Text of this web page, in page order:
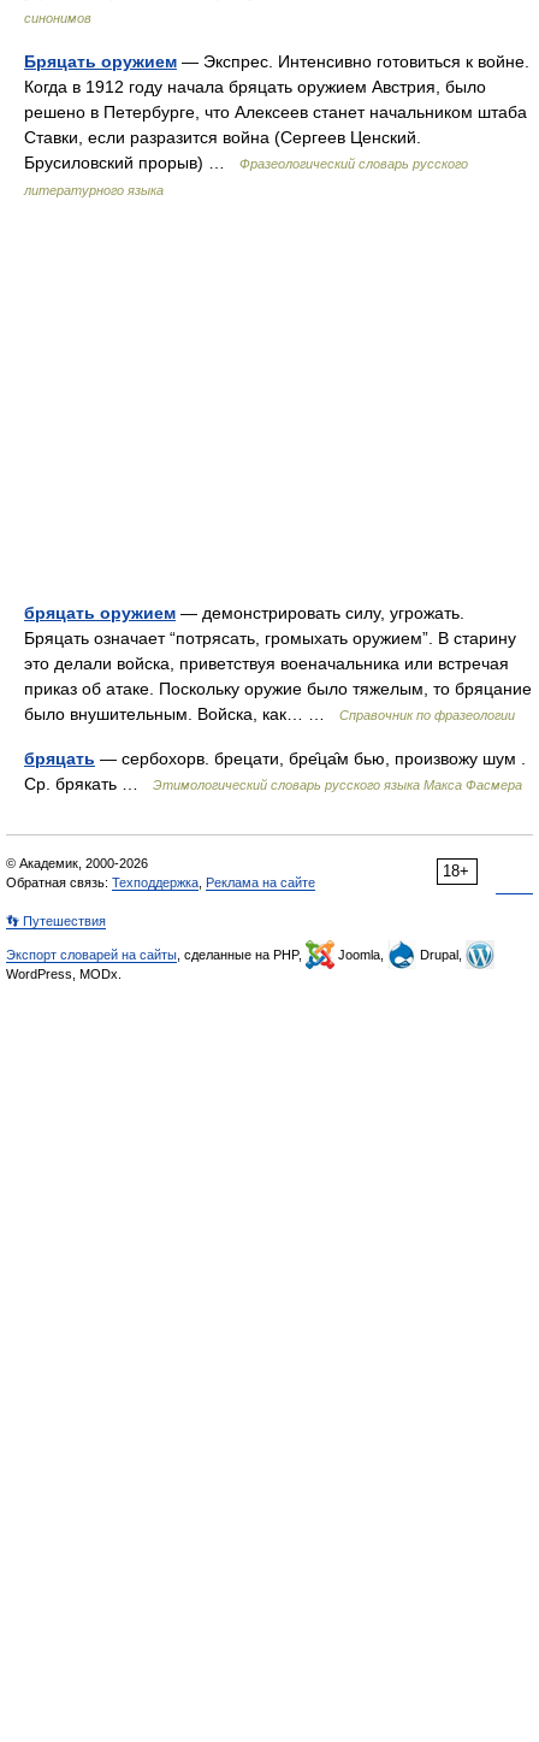
синонимов
Бряцать оружием — Экспрес. Интенсивно готовиться к войне.
Когда в 1912 году начала бряцать оружием Австрия, было
решено в Петербурге, что Алексеев станет начальником штаба
Ставки, если разразится война (Сергеев Ценский.
Брусиловский прорыв) …
Фразеологический словарь русского
литературного языка
бряцать оружием — демонстрировать силу, угрожать.
Бряцать означает “потрясать, громыхать оружием”. В старину
это делали войска, приветствуя военачальника или встречая
приказ об атаке. Поскольку оружие было тяжелым, то бряцание
было внушительным. Войска, как… …
Справочник по фразеологии
бряцать — сербохорв. брецати, бре̑ца̑м бью, произвожу шум .
Ср. брякать …
Этимологический словарь русского языка Макса Фасмера
18+
© Академик, 2000-2026
Обратная связь: Техподдержка Реклама на сайте
👣 Путешествия
Экспорт словарей на сайты , сделанные на PHP, Joomla,
Drupal,
WordPress, MODx.